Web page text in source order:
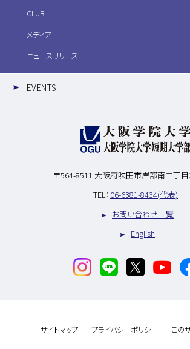
CLUB
メディア
ニュースリリース
EVENTS
〒564-8511 大阪府吹田市岸部南二丁
TEL： 06-6381-8434(代表)
お問い合わせ一覧
English
サイトマップ プライバシーポリシー この